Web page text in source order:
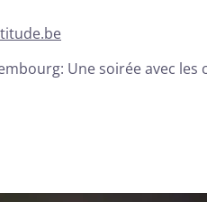
Une soirée avec les